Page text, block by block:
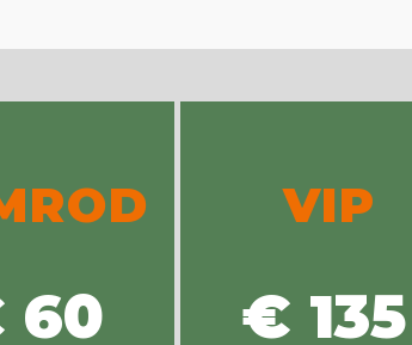
60
VIP
€ 135